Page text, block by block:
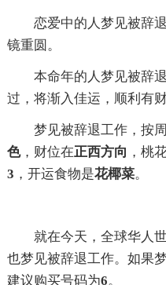
恋爱中的人梦见被辞
镜重圆。
本命年的人梦见被辞
过，将渐入佳运，顺利有财
梦见被辞退工作，按
色，财位在正西方向 ，桃
3 ，开运食物是花椰菜。
就在今天，全球华人
也梦见被辞退工作。如果
建议购买号码为6。